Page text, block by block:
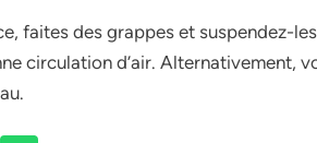
faites des grappes et suspendez-
circulation d’air. Alternativement,